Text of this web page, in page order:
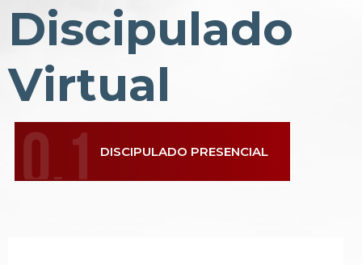
Discipulado
Virtual
DISCIPULADO PRESENCIAL